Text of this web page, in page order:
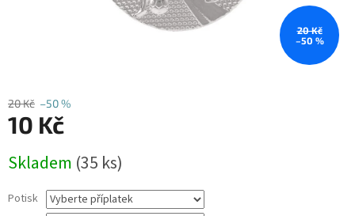
20 Kč
–50 %
20 Kč –50 %
10 Kč
cena:
Skladem (35 ks)
Potisk